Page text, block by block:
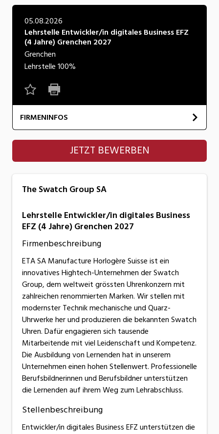
Natur
Verkehr/Logistik
Wirtschaft/Verwaltung
05.08.2026
Lehrstelle Entwickler/in digitales Business EFZ
(4 Jahre) Grenchen 2027
Grenchen
Lehrstelle100%
FIRMENINFOS
The Swatch Group SA
JETZT BEWERBEN
The Swatch Group SA
Lehrstelle Entwickler/in digitales Business
EFZ (4 Jahre) Grenchen 2027
Firmenbeschreibung
ETA SA Manufacture Horlogère Suisse ist ein
innovatives Hightech-Unternehmen der Swatch
Group, dem weltweit grössten Uhrenkonzern mit
zahlreichen renommierten Marken. Wir stellen mit
modernster Technik mechanische und Quarz-
Uhrwerke her und produzieren die bekannten Swatch
Uhren. Dafür engagieren sich tausende
Mitarbeitende mit viel Leidenschaft und Kompetenz.
Die Ausbildung von Lernenden hat in unserem
Unternehmen einen hohen Stellenwert. Professionelle
Berufsbildnerinnen und Berufsbildner unterstützen
die Lernenden auf ihrem Weg zum Lehrabschluss.
Stellenbeschreibung
Entwickler/in digitales Business EFZ unterstützen die